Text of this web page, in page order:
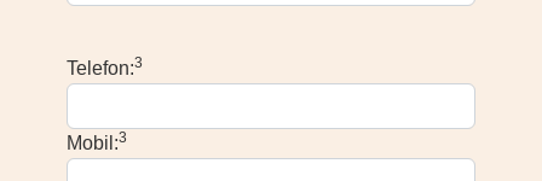
Telefon:3
Mobil:3